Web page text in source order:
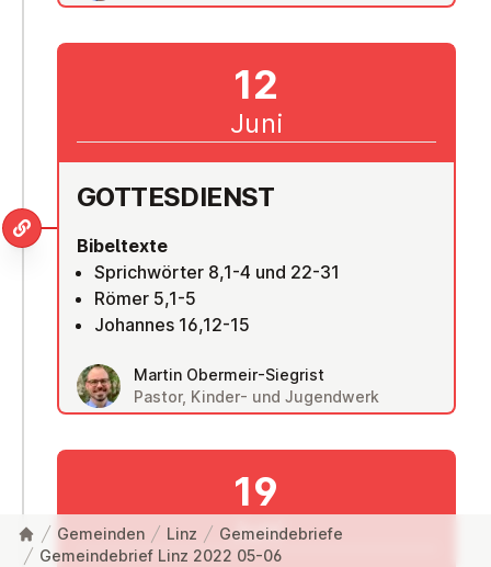
GOT­TES­DIENST
Bibeltexte
Sprichwörter 8,1-4 und 22-31
Römer 5,1-5
Johannes 16,12-15
Martin Obermeir-Siegrist
Pastor, Kinder- und Jugendwerk
12
Juni
19
Juni
Gemeinden Linz
Gemeindebriefe
Gemeindebrief Linz 2022 05-06